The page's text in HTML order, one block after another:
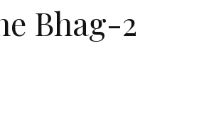
Bhag-2